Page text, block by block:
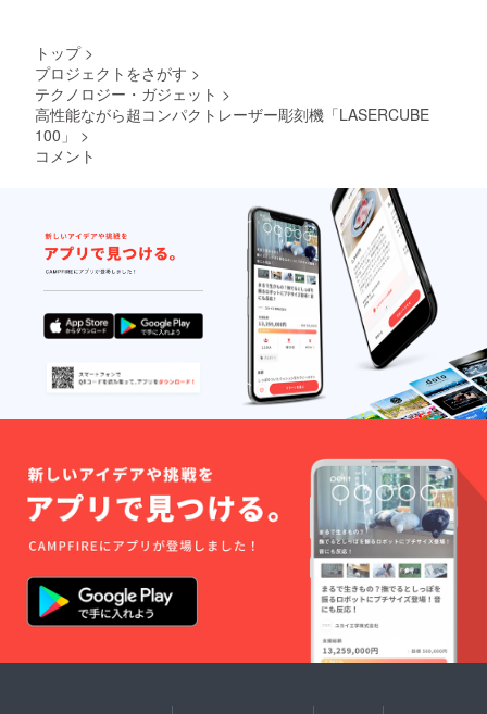
トップ >
プロジェクトをさがす >
テクノロジー・ガジェット >
高性能ながら超コンパクトレーザー彫刻機「LASERCUBE
100」 >
コメント